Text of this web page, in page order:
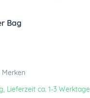
Bag
Merken
Lieferzeit ca. 1-3 Werktage